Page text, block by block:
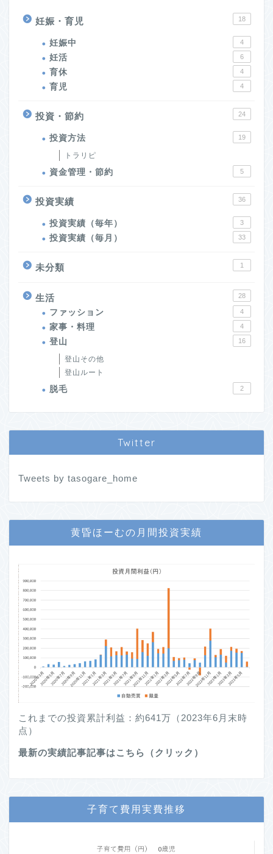
妊娠・育児 18
妊娠中 4
妊活 6
育休 4
育児 4
投資・節約 24
投資方法 19
トラリピ
資金管理・節約 5
投資実績 36
投資実績（毎年） 3
投資実績（毎月） 33
未分類 1
生活 28
ファッション 4
家事・料理 4
登山 16
登山その他
登山ルート
脱毛 2
Twitter
Tweets by tasogare_home
黄昏ほーむの月間投資実績
これまでの投資累計利益：約641万（2023年6月末時
点）
最新の実績記事記事はこちら（クリック）
子育て費用実費推移